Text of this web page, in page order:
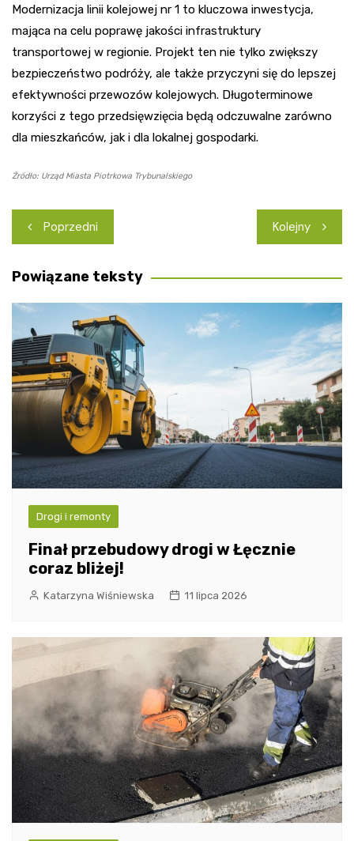
Modernizacja linii kolejowej nr 1 to kluczowa inwestycja,
mająca na celu poprawę jakości infrastruktury
transportowej w regionie. Projekt ten nie tylko zwiększy
bezpieczeństwo podróży, ale także przyczyni się do lepszej
efektywności przewozów kolejowych. Długoterminowe
korzyści z tego przedsięwzięcia będą odczuwalne zarówno
dla mieszkańców, jak i dla lokalnej gospodarki.
Źródło: Urząd Miasta Piotrkowa Trybunalskiego
Nawigacja
wpisu
Poprzedni Kolejny
Powiązane teksty
Drogi i remonty
Finał przebudowy drogi w Łęcznie
coraz bliżej!
Katarzyna Wiśniewska 11 lipca 2026